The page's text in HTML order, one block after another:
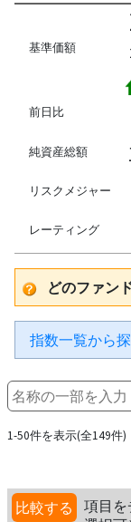
基準価額
前日比
純資産総額
リスクメジャー
レーティング
どのファン
指数一覧から
1-50件を表示(全149件)
比較する
項目